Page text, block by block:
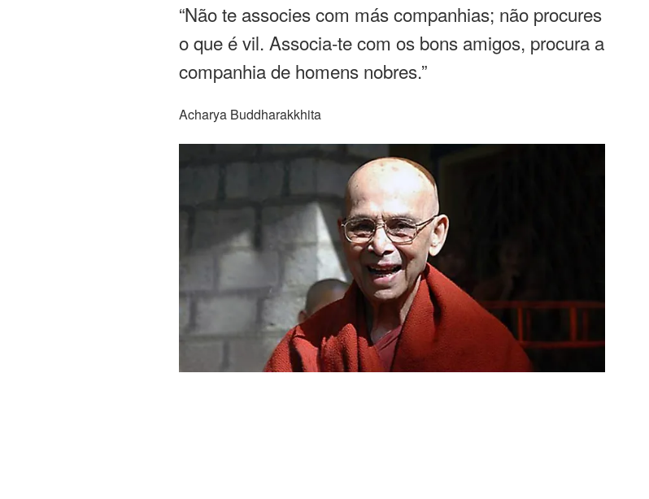
“Não te associes com más companhias; não procures
o que é vil. Associa-te com os bons amigos, procura a
companhia de homens nobres.”
Acharya Buddharakkhita